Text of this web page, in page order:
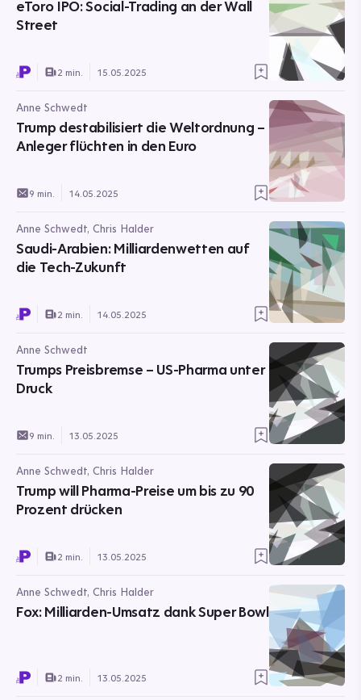
eToro IPO: Social-Trading an der Wall
Street
2 min. 15.05.2025
Anne Schwedt
Trump destabilisiert die Weltordnung –
Anleger flüchten in den Euro
9 min. 14.05.2025
Anne Schwedt, Chris Halder
Saudi-Arabien: Milliardenwetten auf
die Tech-Zukunft
2 min. 14.05.2025
Anne Schwedt
Trumps Preisbremse – US-Pharma unter
Druck
9 min. 13.05.2025
Anne Schwedt, Chris Halder
Trump will Pharma-Preise um bis zu 90
Prozent drücken
2 min. 13.05.2025
Anne Schwedt, Chris Halder
Fox: Milliarden-Umsatz dank Super Bowl
2 min. 13.05.2025